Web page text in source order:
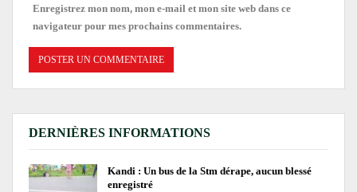
Enregistrez mon nom, mon e-mail et mon site web dans ce
navigateur pour mes prochains commentaires.
DERNIÈRES INFORMATIONS
Kandi : Un bus de la Stm dérape, aucun blessé
enregistré